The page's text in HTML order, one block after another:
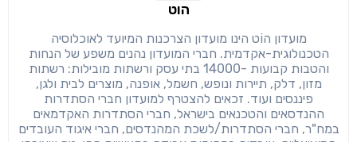
הבנתי, המשך לאתר
הוט
מועדון הוֹט הינו מועדון הצרכנות המיועד לאוכלוסיה
הטכנולוגית-אקדמית. חברי המועדון נהנים משפע של הנחות
והטבות קבועות -14000 בתי עסק ורשתות מובילות: רשתות
מזון, דלק, תיירות ונופש, חשמל, אופנה, מוצרים לבית ולגן,
פיננסים ועוד. זכאים להצטרף למועדון חברי הסתדרות
ההנדסאים והטכנאים בישראל, חברי הסתדרות האקדמאים
במח"ר, חברי הסתדרות/לשכת המהנדסים, חברי איגוד העובדים